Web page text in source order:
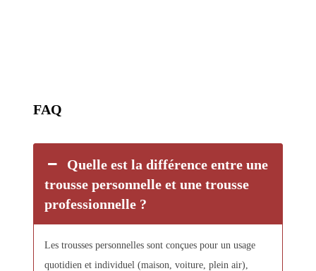
FAQ
Quelle est la différence entre une
trousse personnelle et une trousse
professionnelle ?
Les trousses personnelles sont conçues pour un usage
quotidien et individuel (maison, voiture, plein air),